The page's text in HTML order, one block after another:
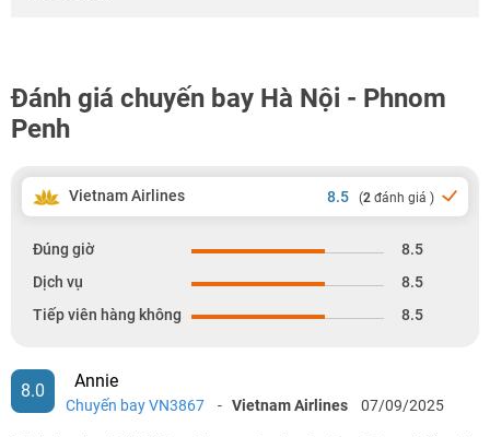
Đánh giá chuyến bay Hà Nội - Phnom
Penh
Vietnam Airlines 8.5 (2 đánh giá )
Đúng giờ
8.5
Dịch vụ
8.5
Tiếp viên hàng không
8.5
8.0 Annie
Chuyến bay VN3867 - Vietnam Airlines 07/09/2025